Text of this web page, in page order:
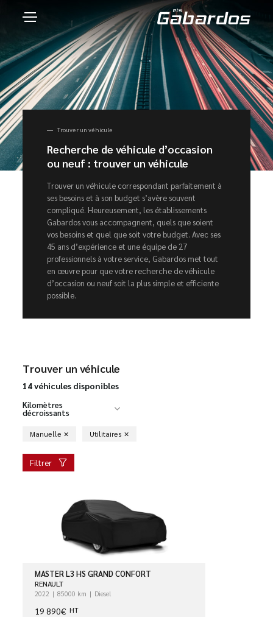
Trouver un véhicule
Recherche de véhicule d’occasion
ou neuf : trouver un véhicule
Trouver un véhicule correspondant parfaitement à
ses besoins et à son budget s’avère souvent
compliqué. Heureusement, les établissements
Gabardos vous accompagnent, quels que soient
vos besoins et quel que soit votre budget. Avec ses
45 ans d’expérience et une équipe de 27
professionnels à votre service, Gabardos met tout
en œuvre pour que votre recherche de véhicule
d’occasion ou neuf soit la plus simple et efficiente
possible.
Trouver un véhicule
14 véhicules disponibles
Kilomètres
décroissants
Manuelle Utilitaires
Filtrer
MASTER L3 HS GRAND CONFORT
RENAULT
2022 85000 km Diesel
19 890€ HT